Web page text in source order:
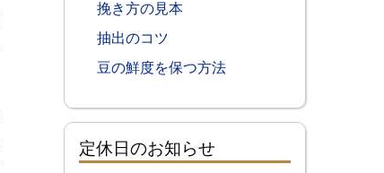
挽き方の見本
抽出のコツ
豆の鮮度を保つ方法
定休日のお知らせ